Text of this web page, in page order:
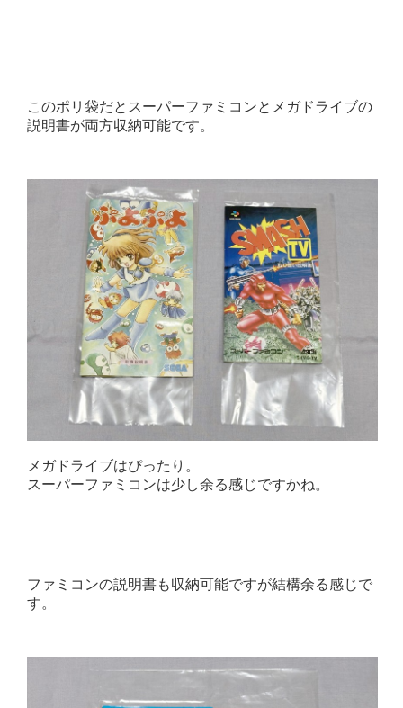
このポリ袋だとスーパーファミコンとメガドライブの
説明書が両方収納可能です。
メガドライブはぴったり。
スーパーファミコンは少し余る感じですかね。
ファミコンの説明書も収納可能ですが結構余る感じで
す。